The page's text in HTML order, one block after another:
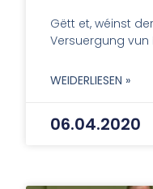
Gëtt et, wéinst
Versuergung
WEIDERLIESEN »
06.04.2020